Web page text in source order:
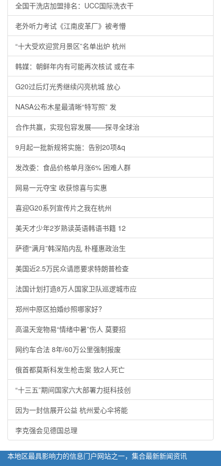
全国干洗店加盟排名：UCC国际洗衣干
老外听力考试《江南皮革厂》被考懵
“十大受欢迎赏月景区”名单出炉 杭州
韩媒：朝鲜年内有可能再次核试 或在丰
G20过后灯光秀继续闪亮杭城 放心
NASA公布木星最清晰“特写照” 发
合作共赢，实现包容发展——探寻全球治
9月起一批新规将实施：告别20项&q
发改委：食品价格单月涨6% 困难人群
网易一元夺宝 收获惊喜与实惠
喜迎G20系列宣传片之我在杭州
美天才少年2岁熟读英语韩语书籍 12
萨德“满月”韩深陷内乱 朴槿惠政治生
美国近2.5万民众请愿要求特朗普检查
法国计划打造8万人国家卫队巡逻城市应
郑州中原区拍婚纱照哪家好?
高温天宠物易“情绪中暑”伤人 莫要招
网约车合法 8年/60万公里强制报废
俄首都莫斯科发生枪击案 致2人死亡
“十三五”期间国家六大部署力挺科技创
因为一封信展开公益 杭州爱心伞将能
李克强会见德国总理
本地区最具影响力的信息门户网站之一，集合最新新闻资讯